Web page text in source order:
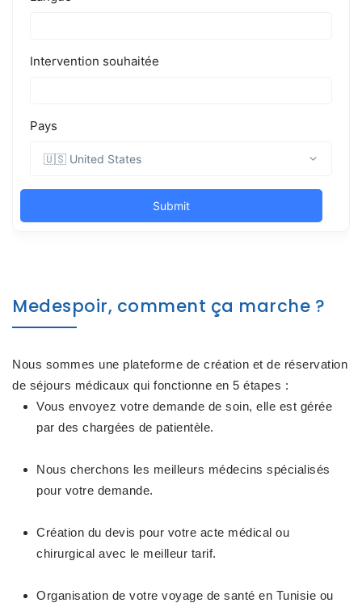
Medespoir, comment ça marche ?
Nous sommes une plateforme de création et de réservation
de séjours médicaux qui fonctionne en 5 étapes :
Vous envoyez votre demande de soin, elle est gérée
par des chargées de patientèle.
Nous cherchons les meilleurs médecins spécialisés
pour votre demande.
Création du devis pour votre acte médical ou
chirurgical avec le meilleur tarif.
Organisation de votre voyage de santé en Tunisie ou